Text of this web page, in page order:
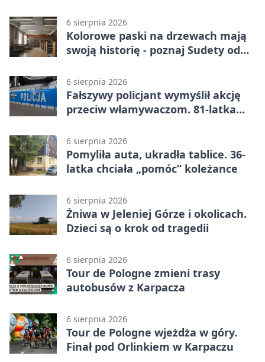
6 sierpnia 2026
Kolorowe paski na drzewach mają
swoją historię - poznaj Sudety od
6 sierpnia 2026
Fałszywy policjant wymyślił akcję
przeciw włamywaczom. 81-latka
6 sierpnia 2026
Pomyliła auta, ukradła tablice. 36-
latka chciała „pomóc” koleżance
6 sierpnia 2026
Żniwa w Jeleniej Górze i okolicach.
Dzieci są o krok od tragedii
6 sierpnia 2026
Tour de Pologne zmieni trasy
autobusów z Karpacza
6 sierpnia 2026
Tour de Pologne wjeżdża w góry.
Finał pod Orlinkiem w Karpaczu